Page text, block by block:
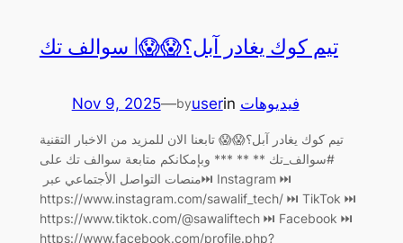
تيم كوك يغادر آبل؟😱😱| سوالف تك
Nov 9, 2025—byuserin فيديوهات
تيم كوك يغادر آبل؟😱😱 تابعنا الان للمزيد من الاخبار التقنية
#سوالف_تك ** ** *** وبإمكانكم متابعة سوالف تك على
منصات التواصل الأجتماعي عبر ‏⏭ Instagram ⏭
https://www.instagram.com/sawalif_tech/ ‏⏭ TikTok ⏭
https://www.tiktok.com/@sawaliftech ‏⏭ Facebook ⏭
https://www.facebook.com/profile.php?